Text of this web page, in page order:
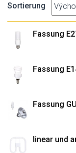
Sortierung
Fassung
Fassung
Fassung
linear und